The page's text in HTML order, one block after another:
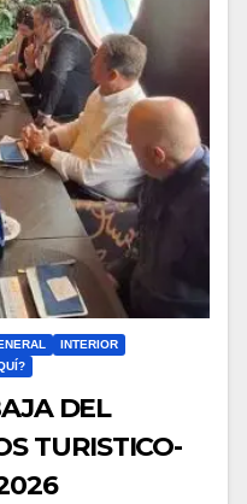
INTERIOR
DEL
TURISTICO-